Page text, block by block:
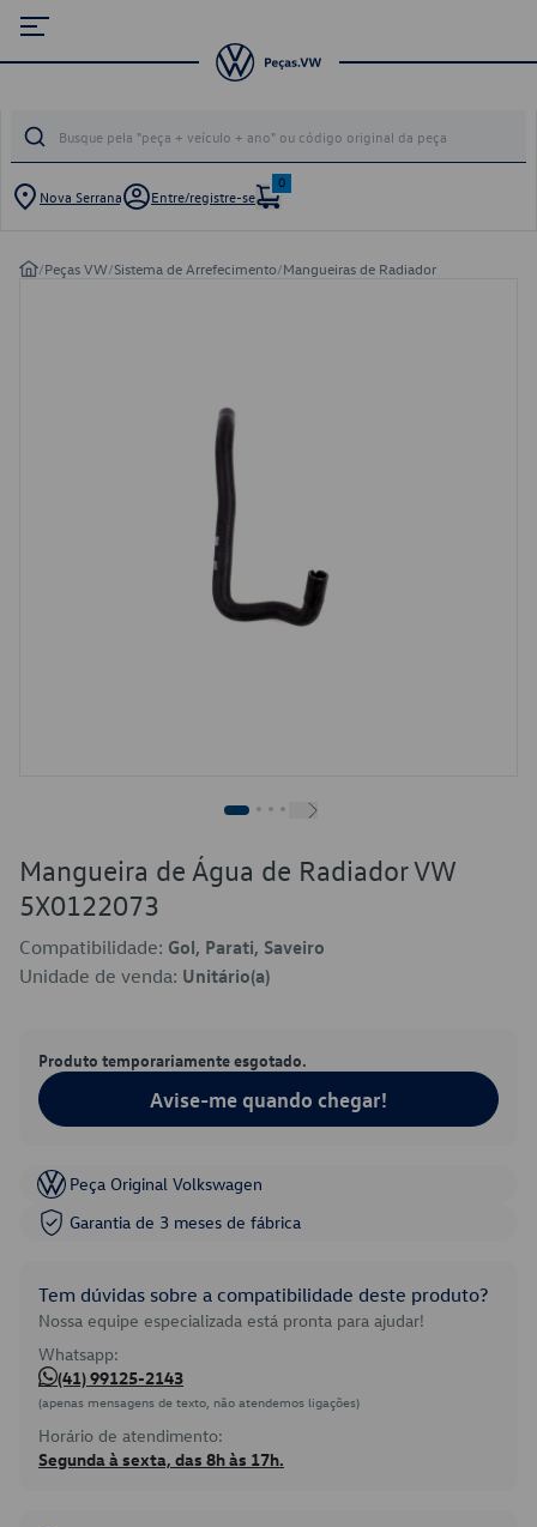
Nova Serrana Entre/registre-se
0
/Peças VW/Sistema de Arrefecimento/Mangueiras de Radiador
Mangueira de Água de Radiador VW
5X0122073
Compatibilidade: Gol, Parati, Saveiro
Unidade de venda: Unitário(a)
Produto temporariamente esgotado.
Avise-me quando chegar!
Peça Original Volkswagen
Garantia de 3 meses de fábrica
Tem dúvidas sobre a compatibilidade deste produto?
Nossa equipe especializada está pronta para ajudar!
Whatsapp:
(41) 99125-2143
(apenas mensagens de texto, não atendemos ligações)
Horário de atendimento:
Segunda à sexta, das 8h às 17h.